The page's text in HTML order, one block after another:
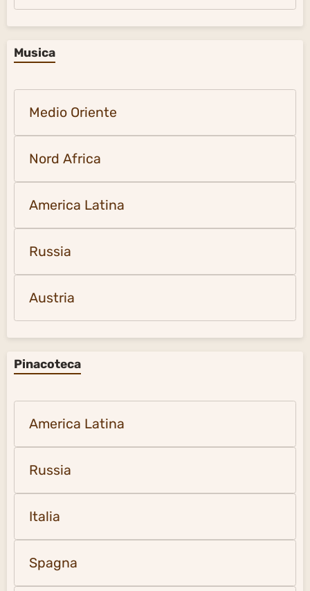
Musica
Medio Oriente
Nord Africa
America Latina
Russia
Austria
Pinacoteca
America Latina
Russia
Italia
Spagna